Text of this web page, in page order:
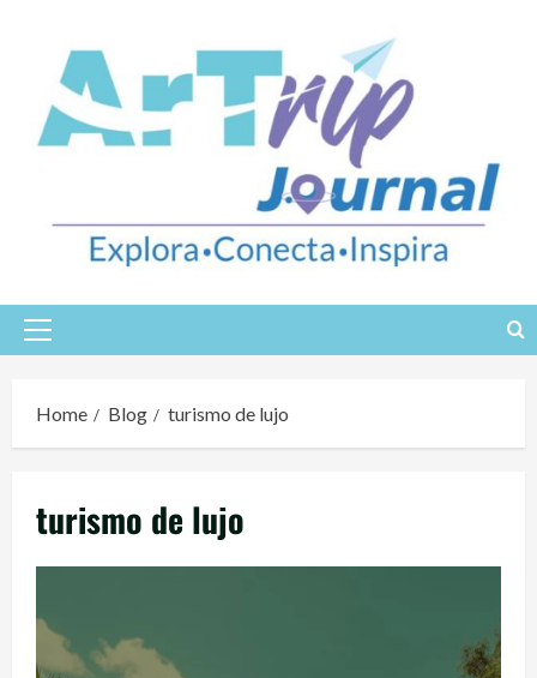
content
Primary
Home Blog turismo de lujo
turismo de lujo